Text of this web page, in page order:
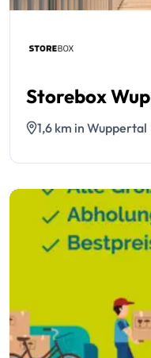
Storebox
1,6 km in Wuppertal